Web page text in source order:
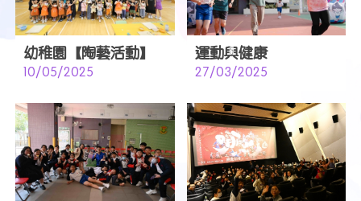
幼稚園【陶藝活動】
10/05/2025
運動與健康
27/03/2025